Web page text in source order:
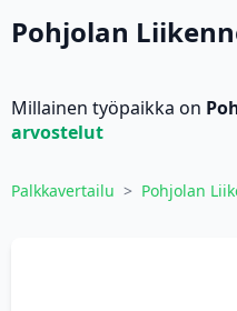
Pohjolan
Millainen työpaikka on
arvostelut
Palkkavertailu > Pohjolan